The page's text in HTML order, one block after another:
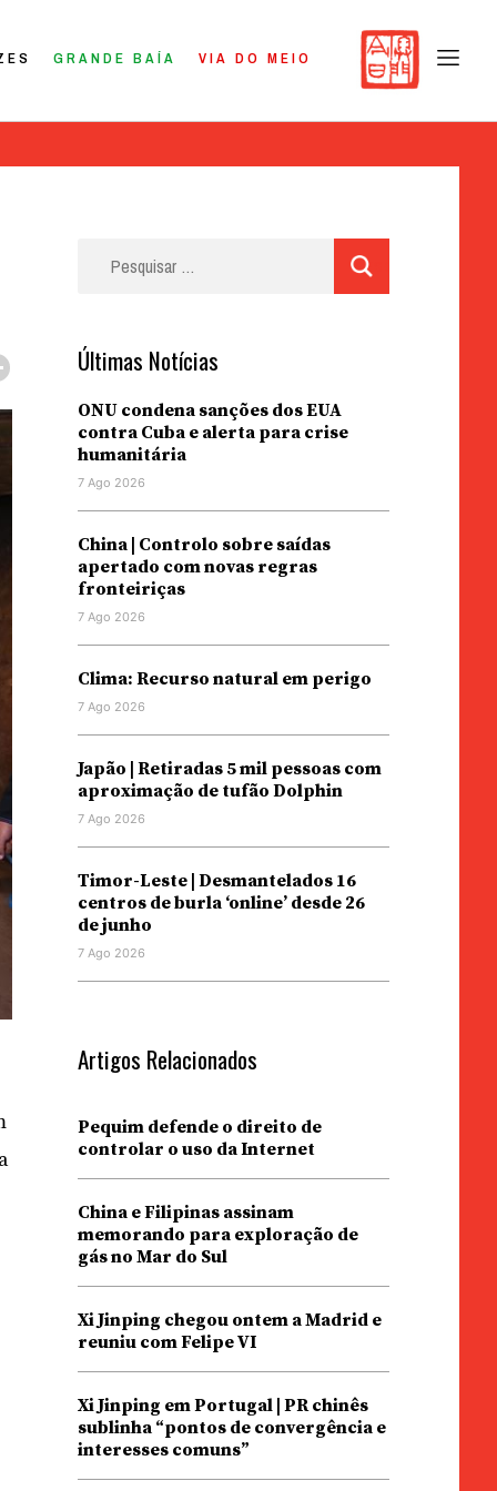
GRANDE BAÍA VIA DO MEIO
Últimas Notícias
ONU condena sanções dos EUA
contra Cuba e alerta para crise
humanitária
7 Ago 2026
China | Controlo sobre saídas
apertado com novas regras
fronteiriças
7 Ago 2026
Clima: Recurso natural em perigo
7 Ago 2026
Japão | Retiradas 5 mil pessoas com
aproximação de tufão Dolphin
7 Ago 2026
Timor-Leste | Desmantelados 16
centros de burla ‘online’ desde 26
de junho
7 Ago 2026
Artigos Relacionados
Pequim defende o direito de
controlar o uso da Internet
China e Filipinas assinam
memorando para exploração de
gás no Mar do Sul
Xi Jinping chegou ontem a Madrid e
reuniu com Felipe VI
Xi Jinping em Portugal | PR chinês
sublinha “pontos de convergência e
interesses comuns”